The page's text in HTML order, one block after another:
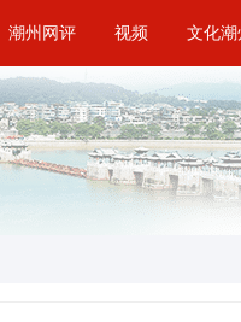
潮州网评 视频 文化潮